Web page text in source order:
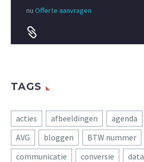
nu Offerte aanvragen


TAGS
acties afbeeldingen agenda
AVG
bloggen BTW nummer
communicatie
conversie data